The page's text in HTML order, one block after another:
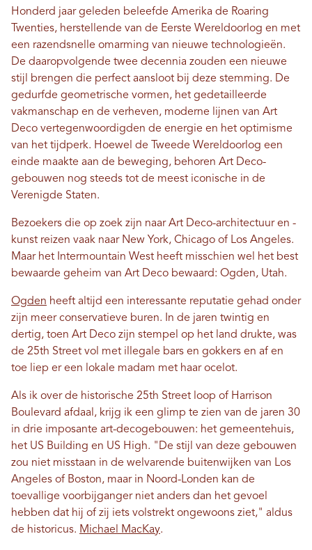
Honderd jaar geleden beleefde Amerika de Roaring
Twenties, herstellende van de Eerste Wereldoorlog en met
een razendsnelle omarming van nieuwe technologieën.
De daaropvolgende twee decennia zouden een nieuwe
stijl brengen die perfect aansloot bij deze stemming. De
gedurfde geometrische vormen, het gedetailleerde
vakmanschap en de verheven, moderne lijnen van Art
Deco vertegenwoordigden de energie en het optimisme
van het tijdperk. Hoewel de Tweede Wereldoorlog een
einde maakte aan de beweging, behoren Art Deco-
gebouwen nog steeds tot de meest iconische in de
Verenigde Staten.
Bezoekers die op zoek zijn naar Art Deco-architectuur en -
kunst reizen vaak naar New York, Chicago of Los Angeles.
Maar het Intermountain West heeft misschien wel het best
bewaarde geheim van Art Deco bewaard: Ogden, Utah.
Ogden heeft altijd een interessante reputatie gehad onder
zijn meer conservatieve buren. In de jaren twintig en
dertig, toen Art Deco zijn stempel op het land drukte, was
de 25th Street vol met illegale bars en gokkers en af ​​en
toe liep er een lokale madam met haar ocelot.
Als ik over de historische 25th Street loop of Harrison
Boulevard afdaal, krijg ik een glimp te zien van de jaren 30
in drie imposante art-decogebouwen: het gemeentehuis,
het US Building en US High. "De stijl van deze gebouwen
zou niet misstaan ​​in de welvarende buitenwijken van Los
Angeles of Boston, maar in Noord-Londen kan de
toevallige voorbijganger niet anders dan het gevoel
hebben dat hij of zij iets volstrekt ongewoons ziet," aldus
de historicus. Michael MacKay.